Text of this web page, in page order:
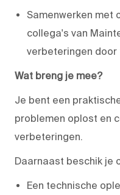
Samenwerken met
collega's van
verbeteringen door
Wat breng je mee?
Je bent een
problemen oplost en
verbeteringen.
Daarnaast beschik je
Een technische